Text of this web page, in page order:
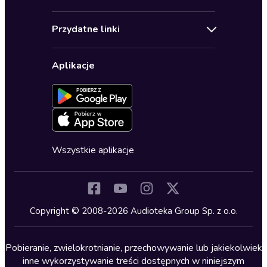
Biznes, marketing, ekonomia
Dla młodzieży
Kryminały
Lektury szkolne
Literatura anglojęzyczna
Ustawienia prywatności
Formularz zgłaszania nielegalnych treści
Deklaracja dostępności
Karnety
Oferta dla firm i bibliotek
Przydatne linki
Dołącz do newslettera
Blog
Zapowiedzi
Cykle audiobooków
Aplikacje
Wszystkie aplikacje
Copyright © 2008-2026 Audioteka Group Sp. z o.o.
Pobieranie, zwielokrotnianie, przechowywanie lub jakiekolwiek
inne wykorzystywanie treści dostępnych w niniejszym